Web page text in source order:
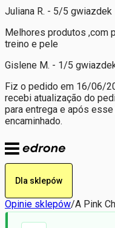
Juliana R. - 5/5 gwiazdek
Melhores produtos ,com
treino e pele
Gislene M. - 1/5
Fiz o pedido em 16/06/
recebi atualização do
para entrega e após
encaminhado.
Dla sklepów
Opinie sklepów/A Pink